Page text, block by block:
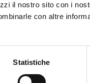
il nostro sito con i
con altre
Statistiche
25/07/2026
€ 863